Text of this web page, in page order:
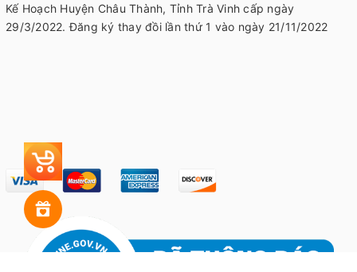
Kế Hoạch Huyện Châu Thành, Tỉnh Trà Vinh cấp ngày
29/3/2022. Đăng ký thay đồi lần thứ 1 vào ngày 21/11/2022